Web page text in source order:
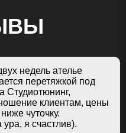
недель ателье
перетяжкой под
Студиотюнинг,
клиентам, цены
чуточку.
я счастлив).